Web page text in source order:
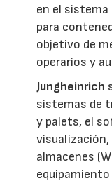
en el sistema
para
objetivo de
operarios y
Jungheinrich
sistemas de
y palets, el
almacenes